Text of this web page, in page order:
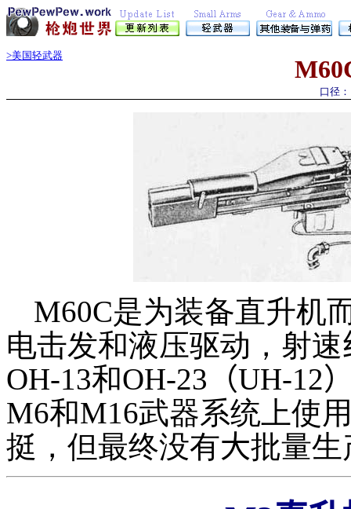
>美国轻武器 M6
口径
M60C是为装备直升机
电击发和液压驱动，射速
OH-13和OH-23 （UH-12
M6和M16武器系统上使
挺，但最终没有大批量生